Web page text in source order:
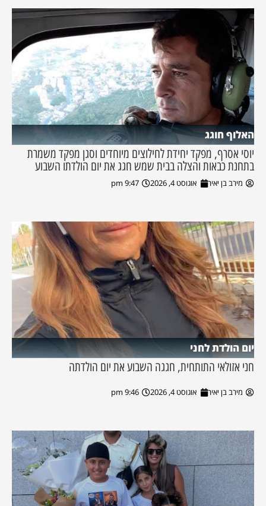
האלוף חוגג
יוסי אסרף, מפקד יחידת לחילוצים מיוחדים וסגן מפקד משמרת
בתחנת כבאות והצלה בבית שמש חגג את יום הולדתו השבוע
מירב בן יאיר אוגוסט 4, 2026 9:47 pm
יום הולדת לחני
חני אזולאי התותחית, חגגה השבוע את יום הולדתה
מירב בן יאיר אוגוסט 4, 2026 9:46 pm